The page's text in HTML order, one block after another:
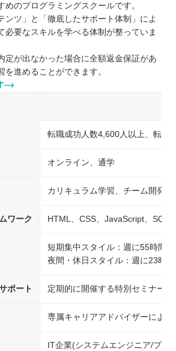
めのプログラミングスクールです。
ンツ」と「徹底したサポート体制」によ
必要なスキルを学べる体制が整っていま
定が出なかった場合に全額返金保証があ
を進めることができます。
転職成功人数4,600人以上、転職
オンライン、通学
カリキュラム学習、チーム開発
ワーク HTML、CSS、JavaScript、SQL
短期集中スタイル：週に55時間
夜間・休日スタイル：週に23時
ポート 定期的に開催する特別セミナー
専属キャリアアドバイザーによ
IT企業(システムエンジニア/プロ